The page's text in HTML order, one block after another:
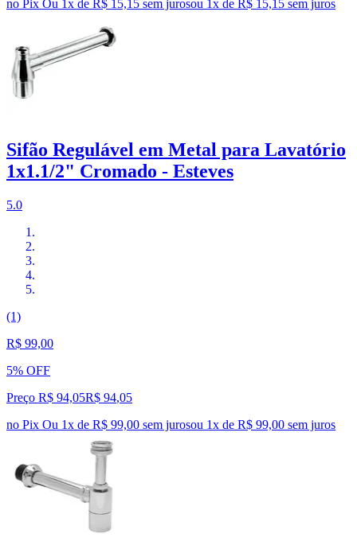
no Pix Ou 1x de R$ 15,15 sem jurosou 1 x de R$ 15,15 sem juros
Sifão Regulável em Metal para Lavatório
1x1.1/2" Cromado - Esteves
5.0
(1)
R$ 99,00
5% OFF
Preço R$ 94,05R$ 94,05
no Pix Ou 1x de R$ 99,00 sem jurosou 1x de R$ 99,00 sem juros